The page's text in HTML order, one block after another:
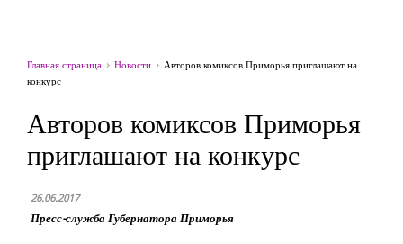
Главная страница Новости
Авторов комиксов Приморья приглашают на
конкурс
Авторов комиксов Приморья
приглашают на конкурс
26.06.2017
Пресс-служба Губернатора Приморья